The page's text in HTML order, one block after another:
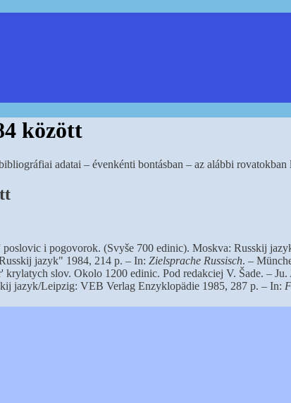
között
adatai – évenkénti bontásban – az alábbi rovatokban
i pogovorok. (Svyše 700 edinic). Moskva: Russkij
jazyk" 1984, 214 p. – In: Zielsprache Russisch. –
slov. Okolo 1200 edinic. Pod redakciej V. Šade. –
jazyk/Leipzig: VEB Verlag Enzyklopädie 1985, 287 p. – In: